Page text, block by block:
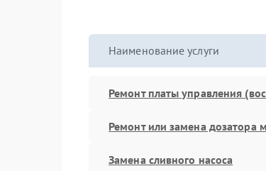
Наименование услуги
Ремонт платы управления
Ремонт или замена дозатора
Замена сливного насоса